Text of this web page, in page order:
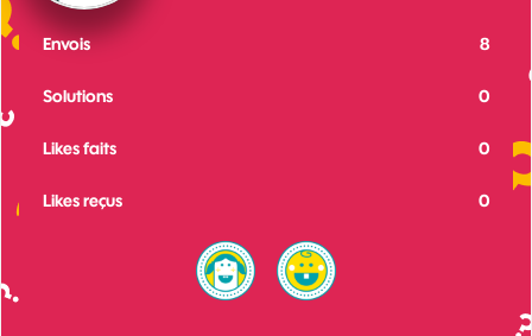
8
Envois
0
Solutions
0
Likes faits
0
Likes reçus